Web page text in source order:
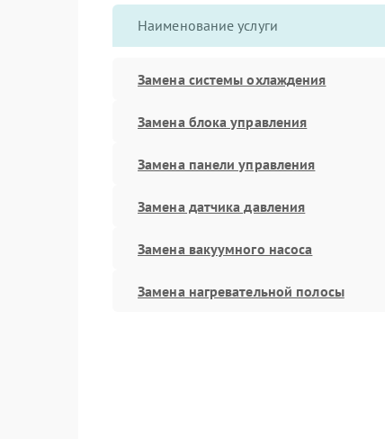
Наименование услуги
Замена системы охлаждения
Замена блока управления
Замена панели управления
Замена датчика давления
Замена вакуумного насоса
Замена нагревательной полосы